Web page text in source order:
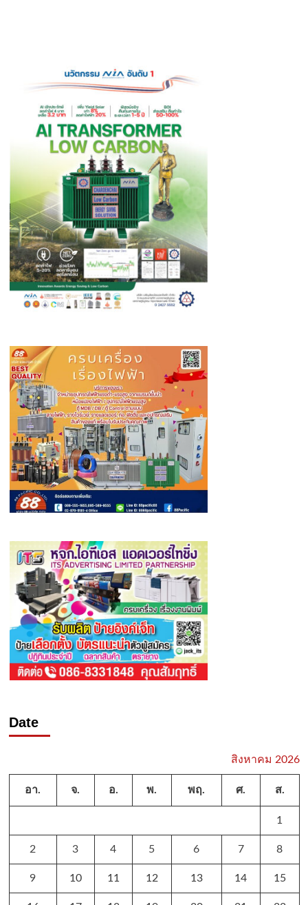
Date
สิงหาคม 2026
อา. จ. อ. พ. พฤ. ศ. ส.
1
2 3 4 5 6 7 8
9 10 11 12 13 14 15